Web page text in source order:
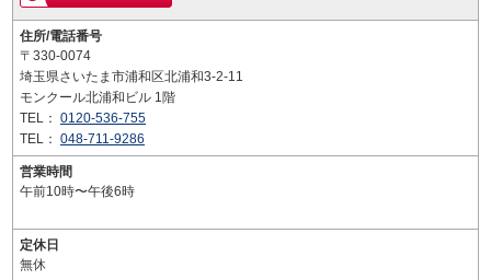
住所/電話番号
〒330-0074
埼玉県さいたま市浦和区北浦和3-2-11
モンクール北浦和ビル 1階
TEL： 0120-536-755
TEL： 048-711-9286
営業時間
午前10時〜午後6時
定休日
無休